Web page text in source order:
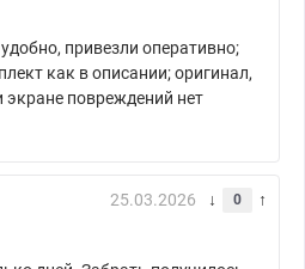
привезли оперативно;
как в описании; оригинал,
экране повреждений нет
25.03.2026 0